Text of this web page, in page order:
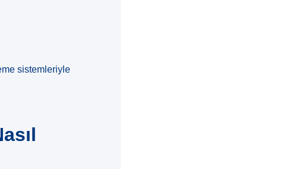
sistemleriyle